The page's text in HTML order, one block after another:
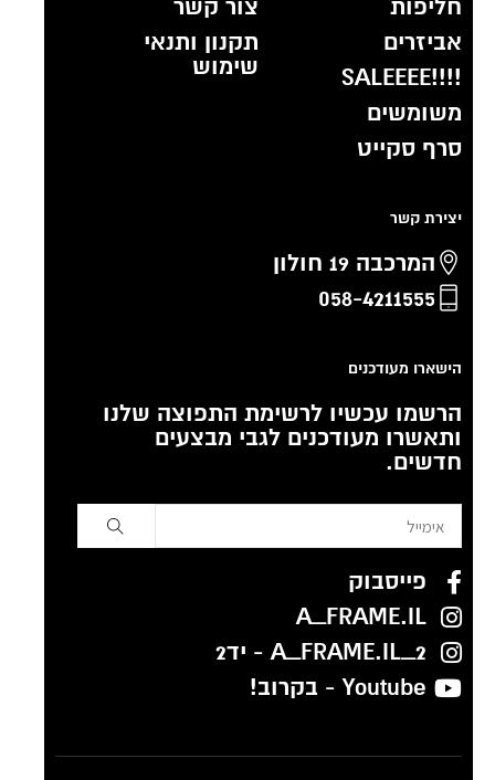
חליפות
אביזרים
!!!!SALEEEE
משומשים
סרף סקייט
צור קשר
תקנון ותנאי
שימוש
יצירת קשר
המרכבה 19 חולון
058-4211555
הישארו מעודכנים
הרשמו עכשיו לרשימת התפוצה שלנו
ותאשרו מעודכנים לגבי מבצעים
חדשים.
פייסבוק
A_FRAME.IL
A_FRAME.IL_2 - יד2
Youtube - בקרוב!